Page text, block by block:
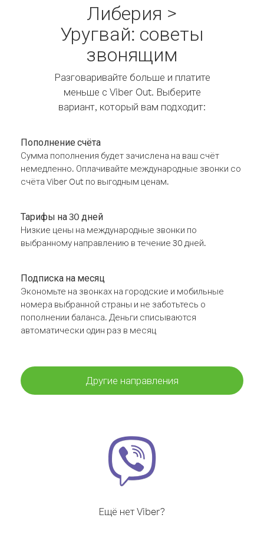
Либерия >
Уругвай: советы
звонящим
Разговаривайте больше и платите
меньше с Viber Out. Выберите
вариант, который вам подходит:
Пополнение счёта
Сумма пополнения будет зачислена на ваш счёт
немедленно. Оплачивайте международные звонки со
счёта Viber Out по выгодным ценам.
Тарифы на 30 дней
Низкие цены на международные звонки по
выбранному направлению в течение 30 дней.
Подписка на месяц
Экономьте на звонках на городские и мобильные
номера выбранной страны и не заботьтесь о
пополнении баланса. Деньги списываются
автоматически один раз в месяц
Другие направления
Ещё нет Viber?